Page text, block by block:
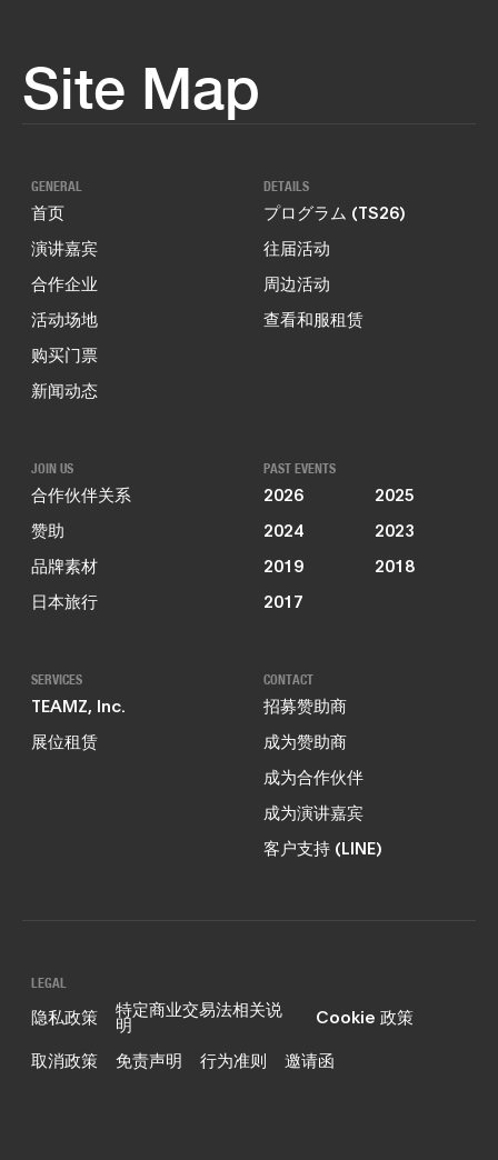
Site Map
GENERAL
首页
演讲嘉宾
合作企业
活动场地
购买门票
新闻动态
DETAILS
プログラム (TS26)
往届活动
周边活动
查看和服租赁
JOIN US
合作伙伴关系
赞助
品牌素材
日本旅行
PAST EVENTS
2026
2025
2024
2023
2019
2018
2017
SERVICES
TEAMZ, Inc.
展位租赁
CONTACT
招募赞助商
成为赞助商
成为合作伙伴
成为演讲嘉宾
客户支持 (LINE)
LEGAL
隐私政策 特定商业交易法相关说
明
Cookie 政策
取消政策
免责声明 行为准则 邀请函